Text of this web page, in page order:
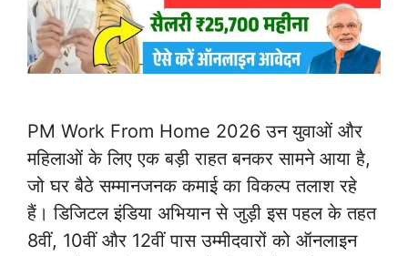
PM Work From Home 2026 उन युवाओं और
महिलाओं के लिए एक बड़ी राहत बनकर सामने आया है,
जो घर बैठे सम्मानजनक कमाई का विकल्प तलाश रहे
हैं। डिजिटल इंडिया अभियान से जुड़ी इस पहल के तहत
8वीं, 10वीं और 12वीं पास उम्मीदवारों को ऑनलाइन